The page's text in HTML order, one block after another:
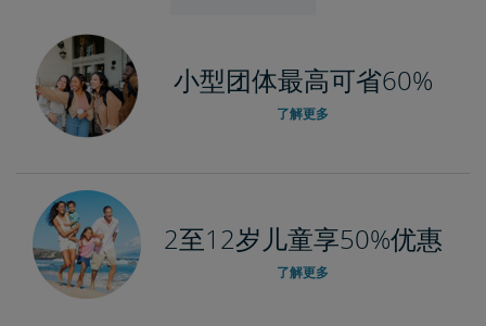
小型团体最高可省60%
了解更多
2至12岁儿童享50%优惠
了解更多